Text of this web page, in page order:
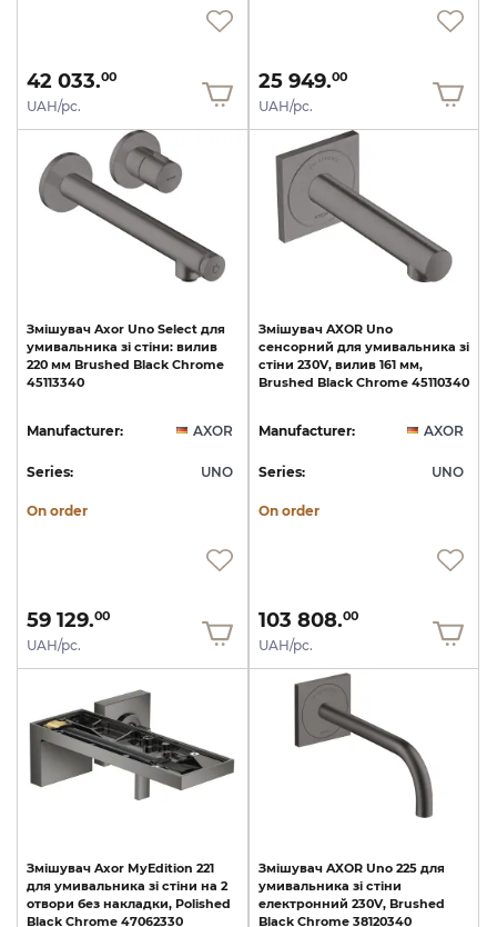
42 033.00
UAH/pc.
25 949.00
UAH/pc.
Змішувач Axor Uno Select для
умивальника зі стіни: вилив
220 мм Brushed Black Chrome
45113340
Manufacturer: AXOR
Series: UNO
On order
59 129.00
UAH/pc.
Змішувач AXOR Uno
сенсорний для умивальника зі
стіни 230V, вилив 161 мм,
Brushed Black Chrome 45110340
Manufacturer: AXOR
Series: UNO
On order
103 808.00
UAH/pc.
Змішувач Axor MyEdition 221
для умивальника зі стіни на 2
отвори без накладки, Polished
Black Chrome 47062330
Змішувач AXOR Uno 225 для
умивальника зі стіни
електронний 230V, Brushed
Black Chrome 38120340